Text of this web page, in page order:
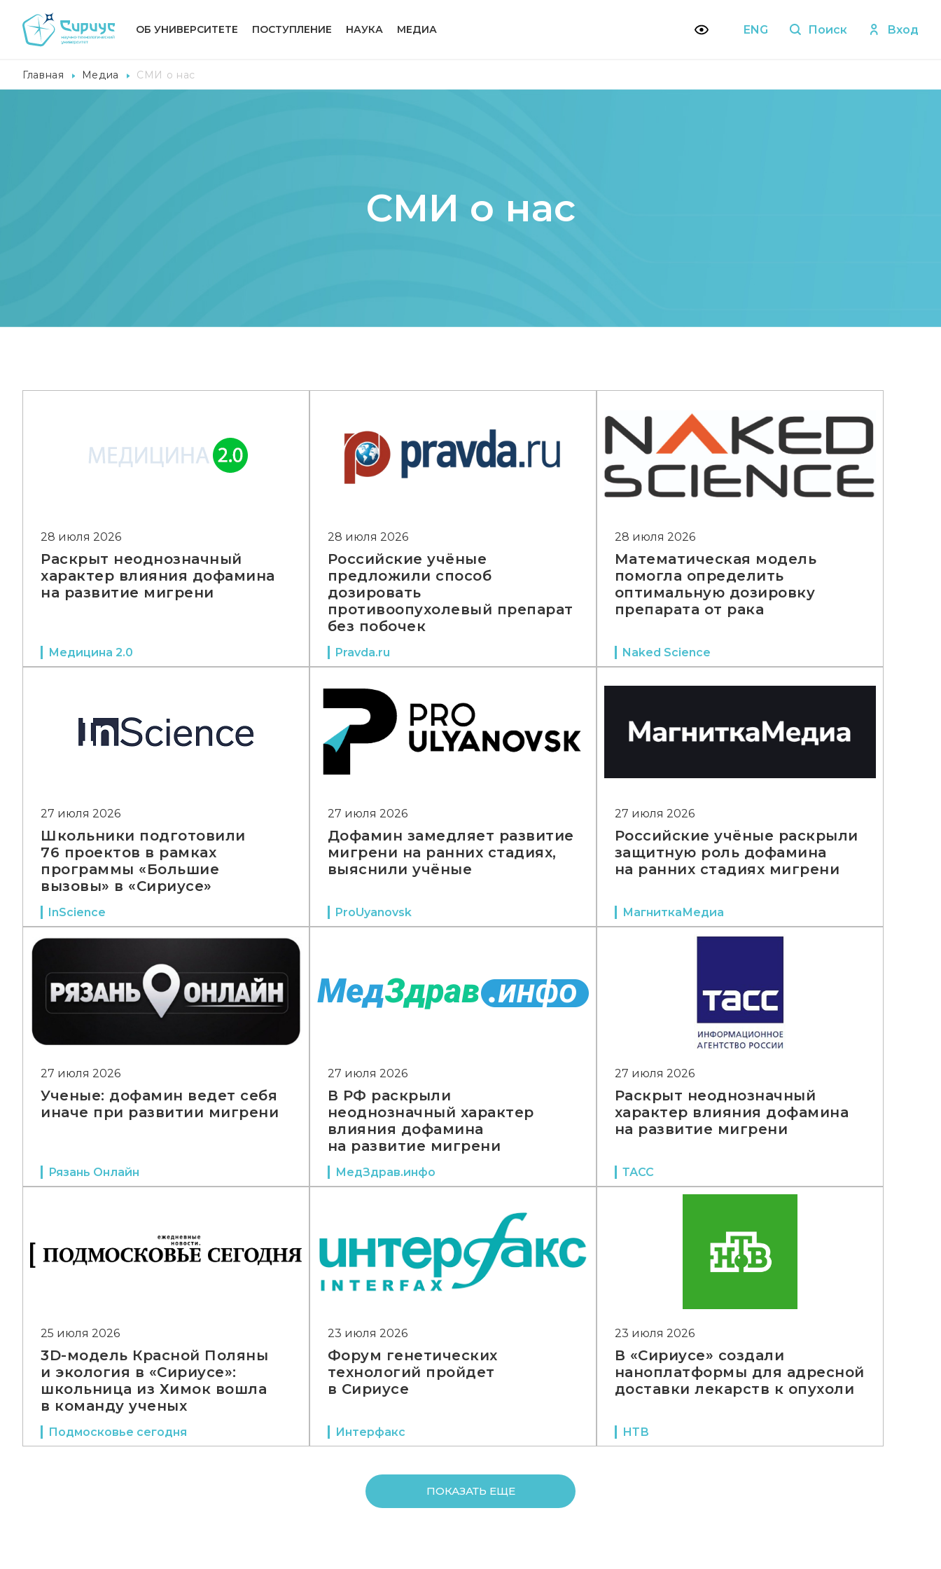
ОБ УНИВЕРСИТЕТЕ ПОСТУПЛЕНИЕ НАУКА МЕДИА ENG Поиск Вход
Главная Медиа СМИ о нас
СМИ о нас
28 июля 2026
Раскрыт неоднозначный
характер влияния дофамина
на развитие мигрени
Медицина 2.0
28 июля 2026
Российские учёные
предложили способ
дозировать
противоопухолевый препарат
без побочек
Pravda.ru
28 июля 2026
Математическая модель
помогла определить
оптимальную дозировку
препарата от рака
Naked Science
27 июля 2026
Школьники подготовили
76 проектов в рамках
программы «Большие
вызовы» в «Сириусе»
InScience
27 июля 2026
Дофамин замедляет развитие
мигрени на ранних стадиях,
выяснили учёные
ProUyanovsk
27 июля 2026
Российские учёные раскрыли
защитную роль дофамина
на ранних стадиях мигрени
МагниткаМедиа
27 июля 2026
Ученые: дофамин ведет себя
иначе при развитии мигрени
Рязань Онлайн
27 июля 2026
В РФ раскрыли
неоднозначный характер
влияния дофамина
на развитие мигрени
МедЗдрав.инфо
27 июля 2026
Раскрыт неоднозначный
характер влияния дофамина
на развитие мигрени
ТАСС
25 июля 2026
3D-модель Красной Поляны
и экология в «Сириусе»:
школьница из Химок вошла
в команду ученых
Подмосковье сегодня
23 июля 2026
Форум генетических
технологий пройдет
в Сириусе
Интерфакс
23 июля 2026
В «Сириусе» создали
наноплатформы для адресной
доставки лекарств к опухоли
НТВ
ПОКАЗАТЬ ЕЩЕ